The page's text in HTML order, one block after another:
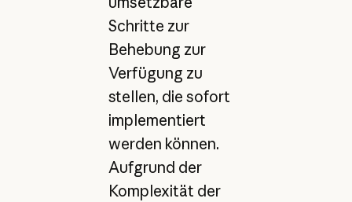
Schritte zur
Behebung zur
Verfügung zu
stellen, die sofort
implementiert
werden können.
Aufgrund der
Komplexität der